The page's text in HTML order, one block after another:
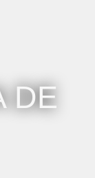
DE